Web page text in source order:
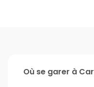
Où se garer à